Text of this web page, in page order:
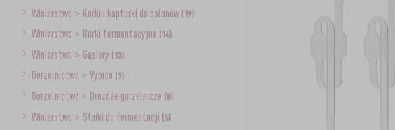
Winiarstwo > Korki i kapturki do balonów (19)
Winiarstwo > Rurki fermentacyjne (14)
Winiarstwo > Gąsiory (13)
Gorzelnictwo > Vypito (9)
Gorzelnictwo > Drożdże gorzelnicze (8)
Winiarstwo > Słoiki do fermentacji (5)